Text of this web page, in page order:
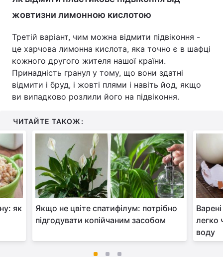
жовтизни лимонною кислотою
Третій варіант, чим можна відмити підвіконня -
це харчова лимонна кислота, яка точно є в шафці
кожного другого жителя нашої країни.
Принадність гранул у тому, що вони здатні
відмити і бруд, і жовті плями і навіть йод, якщо
ви випадково розлили його на підвіконня.
ЧИТАЙТЕ ТАКОЖ:
як
Якщо не цвіте спатифілум: потрібно
підгодувати копійчаним засобом
легко
воду